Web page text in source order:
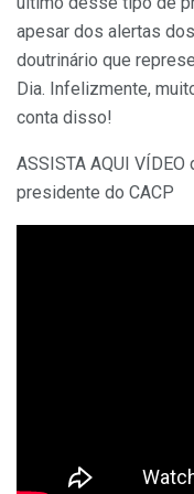
apesar dos alertas
doutrinário que
Dia. Infelizmente,
conta disso!
ASSISTA AQUI
presidente do CACP